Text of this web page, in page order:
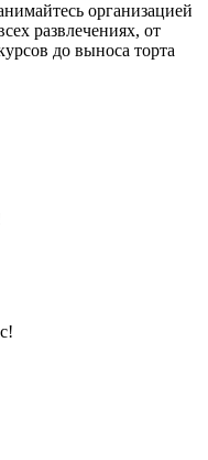
организацией
развлечениях, от
до выноса торта